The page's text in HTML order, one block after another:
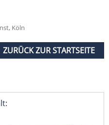
Köln
ZURÜCK ZUR STARTSEITE